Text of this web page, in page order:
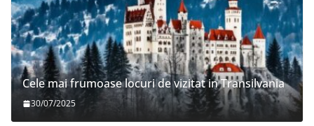
Cele mai frumoase locuri de vizitat in Transilvania
30/07/2025